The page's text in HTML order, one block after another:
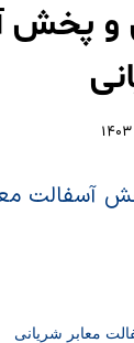
و پخش
آسفالت
معابر شریانی